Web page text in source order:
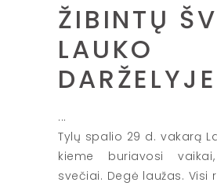
ŽIBINTŲ
LAUKO
DARŽELYJE
Tylų spalio 29 d. vakarą
kieme buriavosi
svečiai. Degė laužas. Visi